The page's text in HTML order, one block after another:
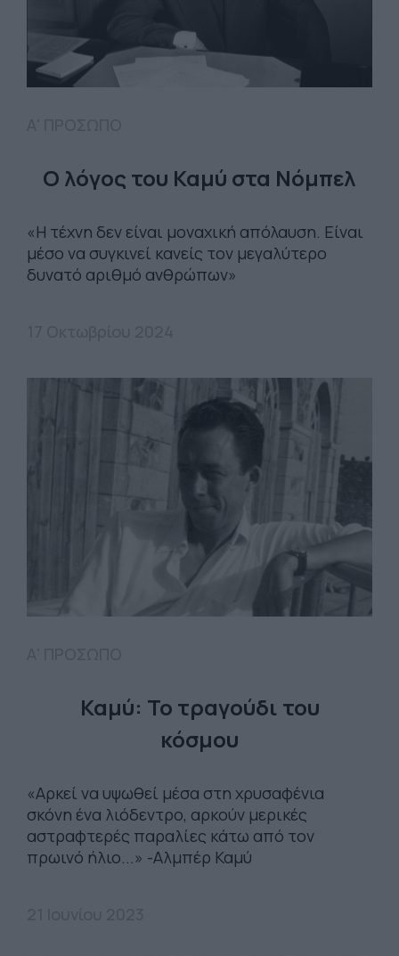
Ο λόγος του Καμύ στα Νόμπελ
«Η τέχνη δεν είναι μοναχική απόλαυση. Είναι
μέσο να συγκινεί κανείς τον μεγαλύτερο
δυνατό αριθμό ανθρώπων»
Καμύ: Το τραγούδι του
κόσμου
«Αρκεί να υψωθεί μέσα στη χρυσαφένια
σκόνη ένα λιόδεντρο, αρκούν μερικές
αστραφτερές παραλίες κάτω από τον
πρωινό ήλιο...» -Αλμπέρ Καμύ